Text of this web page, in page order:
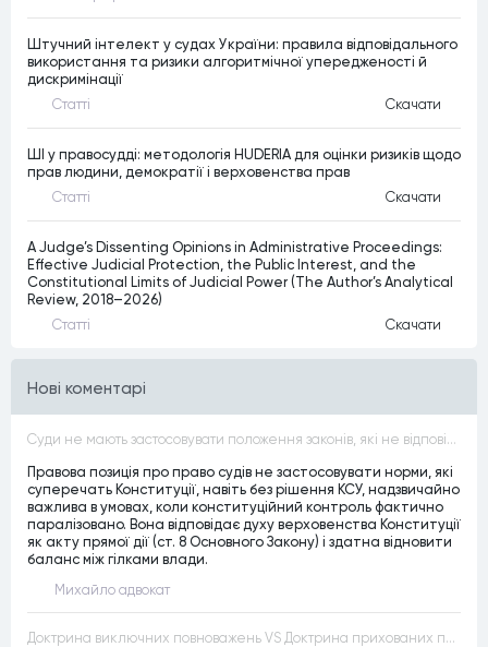
Штучний інтелект у судах України: правила відповідального
використання та ризики алгоритмічної упередженості й
дискримінації
Статтi Скачати
ШІ у правосудді: методологія HUDERIA для оцінки ризиків щодо
прав людини, демократії і верховенства прав
Статтi Скачати
A Judge’s Dissenting Opinions in Administrative Proceedings:
Effective Judicial Protection, the Public Interest, and the
Constitutional Limits of Judicial Power (The Author’s Analytical
Review, 2018–2026)
Статтi Скачати
Нові коментарі
Суди не мають застосовувати положення законів, які не відповідають Конституції, незалежно від того, чи визнавалися вони Конституційним Судом України неконституційними, тобто закони, що суперечать Конституції України не можуть застосовуватися навіть у випадках, коли вони є чинними
Правова позиція про право судів не застосовувати норми, які
суперечать Конституції, навіть без рішення КСУ, надзвичайно
важлива в умовах, коли конституційний контроль фактично
паралізовано. Вона відповідає духу верховенства Конституції
як акту прямої дії (ст. 8 Основного Закону) і здатна відновити
баланс між гілками влади.
Михайло адвокат
Доктрина виключних повноважень VS Доктрина прихованих повноважень